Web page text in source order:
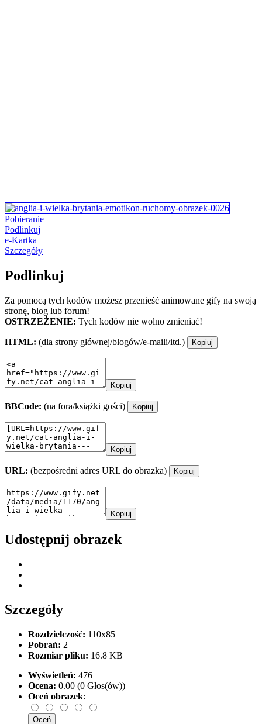
Pobieranie
Podlinkuj
e-Kartka
Szczegóły
Podlinkuj
Za pomocą tych kodów możesz przenieść animowane gify na swoją
stronę, blog lub forum!
OSTRZEŻENIE: Tych kodów nie wolno zmieniać!
HTML: (dla strony głównej/blogów/e-maili/itd.) Kopiuj
Kopiuj
BBCode: (na fora/książki gości) Kopiuj
Kopiuj
URL: (bezpośredni adres URL do obrazka) Kopiuj
Kopiuj
Udostępnij obrazek
Szczegóły
Rozdzielczość: 110x85
Pobrań: 2
Rozmiar pliku: 16.8 KB
Wyświetleń: 476
Ocena: 0.00 (0 Głos(ów))
Oceń obrazek: